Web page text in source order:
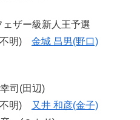
ザー級新人王予選
明) 金城 昌男(野口)
司(田辺)
明)
又井 和彦(金子)